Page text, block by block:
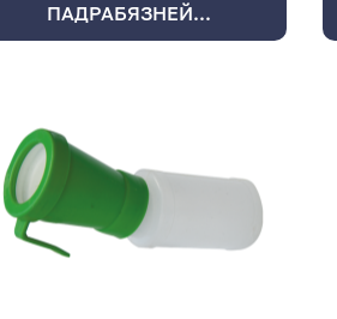
ПАДРАБЯЗНЕЙ...